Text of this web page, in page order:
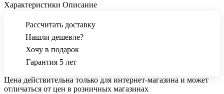
Характеристики Описание
Рассчитать доставку
Нашли дешевле?
Хочу в подарок
Гарантия 5 лет
Цена действительна только для интернет-магазина и может
отличаться от цен в розничных магазинах